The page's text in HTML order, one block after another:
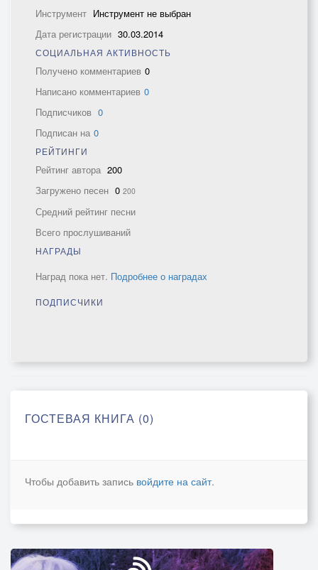
Инструмент Инструмент не выбран
Дата регистрации 30.03.2014
СОЦИАЛЬНАЯ АКТИВНОСТЬ
Получено комментариев 0
Написано комментариев 0
Подписчиков 0
Подписан на 0
РЕЙТИНГИ
Рейтинг автора 200
Загружено песен 0 200
Средний рейтинг песни
Всего прослушиваний
НАГРАДЫ
Наград пока нет. Подробнее о наградах
ПОДПИСЧИКИ
ГОСТЕВАЯ КНИГА (0)
Чтобы добавить запись войдите на сайт.